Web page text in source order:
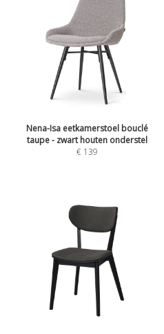
Nena-Isa eetkamerstoel bouclé
taupe - zwart houten onderstel
€ 139